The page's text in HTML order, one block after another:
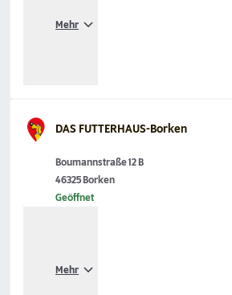
Mehr
DAS FUTTERHAUS-Borken
Boumannstraße 12 B
46325 Borken
Geöffnet
Mehr